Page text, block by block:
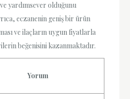
yardımsever olduğunu
eczanenin geniş bir ürün
ve ilaçların uygun fiyatlarla
beğenisini kazanmaktadır.
Yorum